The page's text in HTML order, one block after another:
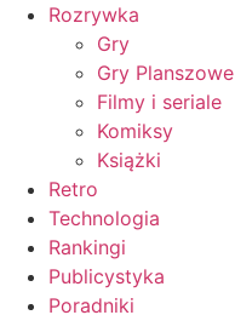
Rozrywka
Gry
Gry Planszowe
Filmy i seriale
Komiksy
Książki
Retro
Technologia
Rankingi
Publicystyka
Poradniki